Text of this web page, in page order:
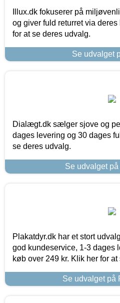
Illux.dk fokuserer på
og giver fuld returret via
for at se deres udvalg.
Se udvalget
Dialægt.dk sælger sjove og
dages levering og 30 dages
se deres udvalg.
Se udvalget
Plakatdyr.dk har et stort
god kundeservice, 1-3 dages
køb over 249 kr. Klik her for
Se udvalget på